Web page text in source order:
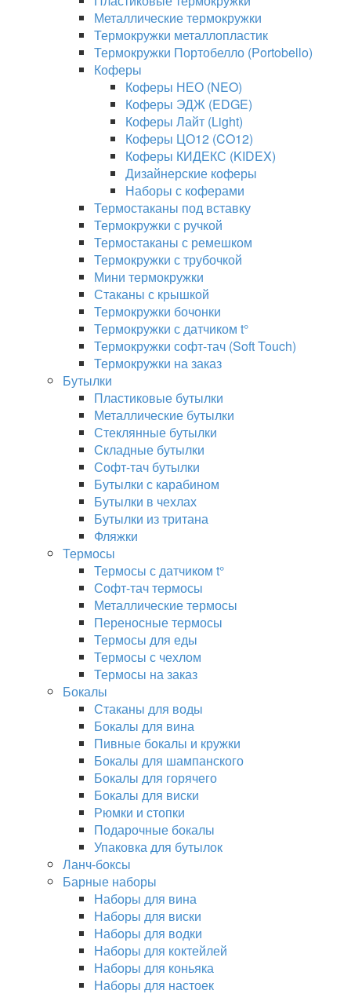
Металлические термокружки
Термокружки металлопластик
Термокружки Портобелло (Portobello)
Коферы
Коферы НЕО (NEO)
Коферы ЭДЖ (EDGE)
Коферы Лайт (Light)
Коферы ЦО12 (CO12)
Коферы КИДЕКС (KIDEX)
Дизайнерские коферы
Наборы с коферами
Термостаканы под вставку
Термокружки с ручкой
Термостаканы с ремешком
Термокружки с трубочкой
Мини термокружки
Стаканы с крышкой
Термокружки бочонки
Термокружки с датчиком t°
Термокружки софт-тач (Soft Touch)
Термокружки на заказ
Бутылки
Пластиковые бутылки
Металлические бутылки
Стеклянные бутылки
Складные бутылки
Софт-тач бутылки
Бутылки с карабином
Бутылки в чехлах
Бутылки из тритана
Фляжки
Термосы
Термосы с датчиком t°
Софт-тач термосы
Металлические термосы
Переносные термосы
Термосы для еды
Термосы с чехлом
Термосы на заказ
Бокалы
Стаканы для воды
Бокалы для вина
Пивные бокалы и кружки
Бокалы для шампанского
Бокалы для горячего
Бокалы для виски
Рюмки и стопки
Подарочные бокалы
Упаковка для бутылок
Ланч-боксы
Барные наборы
Наборы для вина
Наборы для виски
Наборы для водки
Наборы для коктейлей
Наборы для коньяка
Наборы для настоек